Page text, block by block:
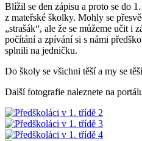
Blížil se den zápisu a proto se do
z mateřské školky. Mohly se
„strašák“, ale že se můžeme učit i
počítání a zpívání si s námi
splnili na jedničku.
Do školy se všichni těší a my se
Další fotografie naleznete na